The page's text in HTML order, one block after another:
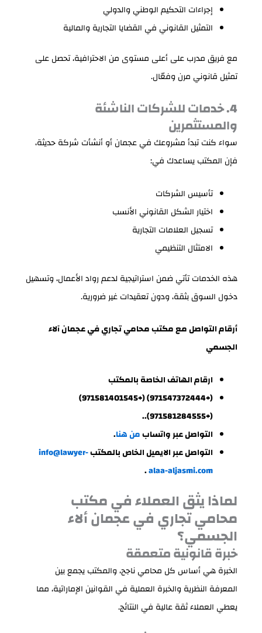
إجراءات التحكيم الوطني والدولي
التمثيل القانوني في القضايا التجارية والمالية
مع فريق مدرب على أعلى مستوى من الاحترافية، تحصل على
تمثيل قانوني مرن وفعّال.
4. خدمات للشركات الناشئة
والمستثمرين
سواء كنت تبدأ مشروعك في عجمان أو أنشأت شركة حديثة،
فإن المكتب يساعدك في:
تأسيس الشركات
اختيار الشكل القانوني الأنسب
تسجيل العلامات التجارية
الامتثال التنظيمي
هذه الخدمات تأتي ضمن استراتيجية لدعم رواد الأعمال، وتسهيل
دخول السوق بثقة، ودون تعقيدات غير ضرورية.
أرقام التواصل مع مكتب محامي تجاري في عجمان آلاء
الجسمي
ارقام الهاتف الخاصة بالمكتب
(+971547372444) (+971581401545)
(+971581284555)..
التواصل عبر واتسابمن هنا.
التواصل عبر الايميل الخاص بالمكتبinfo@lawyer-
alaa-aljasmi.com
.
لماذا يثق العملاء في مكتب
محامي تجاري في عجمان ألاء
الجسمي؟
خبرة قانونية متعمقة
الخبرة هي أساس كل محامي ناجح، والمكتب يجمع بين
المعرفة النظرية والخبرة العملية في القوانين الإماراتية، مما
يعطي العملاء ثقة عالية في النتائج.